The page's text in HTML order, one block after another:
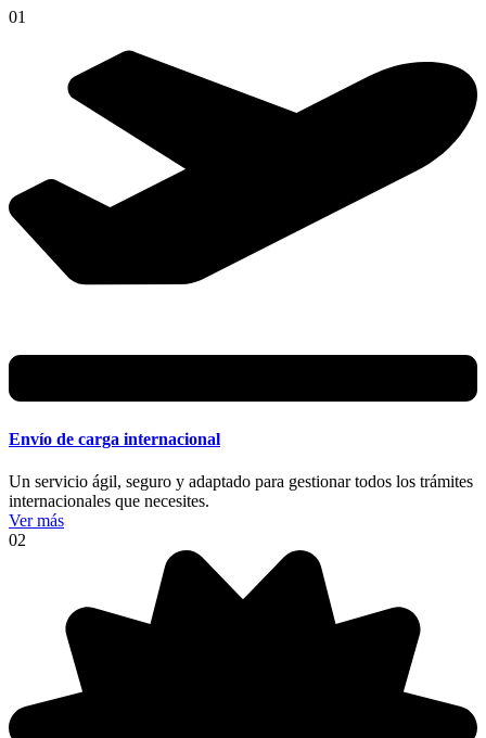
01
Envío de carga internacional
Un servicio ágil, seguro y adaptado para gestionar todos los trámites
internacionales que necesites.
Ver más
02